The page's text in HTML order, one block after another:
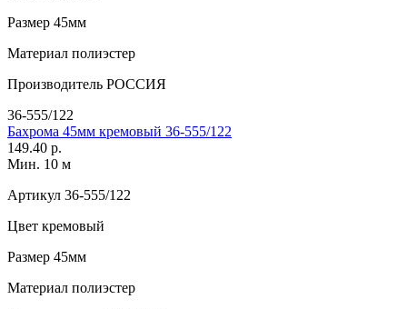
Размер 45мм
Материал полиэстер
Производитель РОССИЯ
36-555/122
Бахрома 45мм кремовый 36-555/122
149.40 р.
Мин. 10 м
Артикул 36-555/122
Цвет кремовый
Размер 45мм
Материал полиэстер